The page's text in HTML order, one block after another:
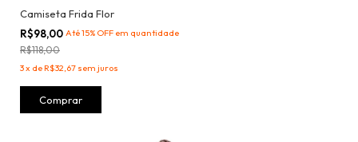
Camiseta Frida Flor
R$98,00 Até 15% OFF em quantidade
R$118,00
3x deR$32,67 sem juros
Comprar